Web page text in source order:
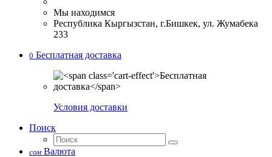
Мы находимся
Республика Кыргызстан, г.Бишкек, ул. Жумабека
233
0 Бесплатная доставка
Условия доставки
Поиск
сом Валюта